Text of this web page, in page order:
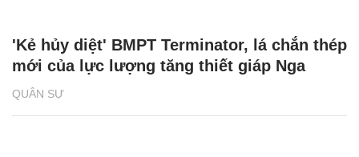
QUÂN SỰ
'Kẻ hủy diệt' BMPT Terminator, lá chắn thép
mới của lực lượng tăng thiết giáp Nga